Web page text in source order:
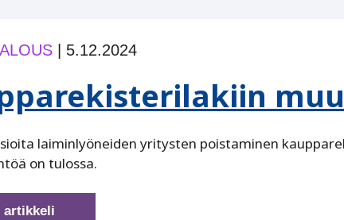
| 5.12.2024
laiminlyöneiden yritysten poistaminen
on tulossa.
artikkeli